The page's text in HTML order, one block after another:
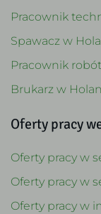
Pracownik
Spawacz w
Pracownik
Brukarz w
Oferty pracy
Oferty pracy w
Oferty pracy w
Oferty pracy w